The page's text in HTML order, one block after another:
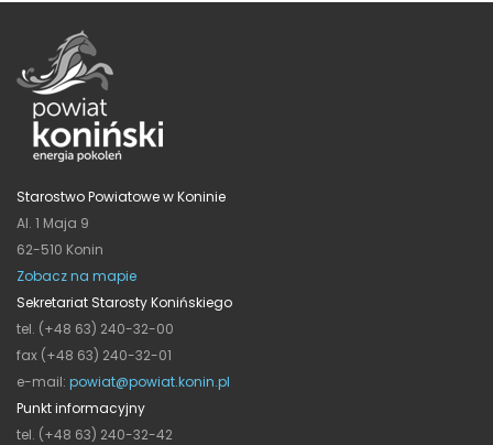
Starostwo Powiatowe w Koninie
Al. 1 Maja 9
62-510 Konin
Zobacz na mapie
Sekretariat Starosty Konińskiego
tel. (+48 63) 240-32-00
fax (+48 63) 240-32-01
e-mail: powiat@powiat.konin.pl
Punkt informacyjny
tel. (+48 63) 240-32-42